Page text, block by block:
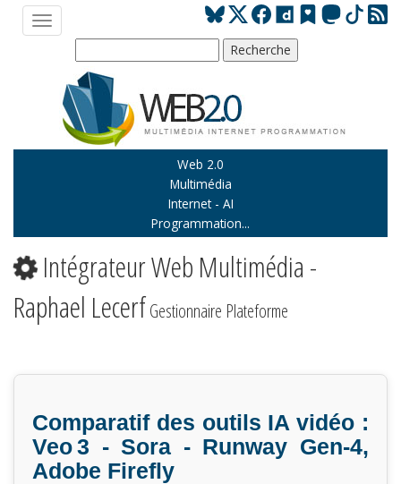
Web 2.0
Multimédia
Internet - AI
Programmation...
Intégrateur Web Multimédia -
Raphael LecerfGestionnaire Plateforme
Comparatif des outils IA vidéo :
Veo 3 - Sora - Runway Gen‑4,
Adobe Firefly